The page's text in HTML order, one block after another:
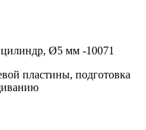
цилиндр, Ø5 мм -10071
пластины, подготовка